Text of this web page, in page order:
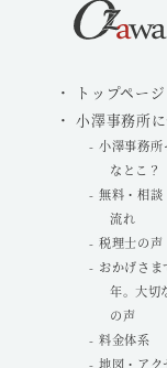
トップページ
小澤事務所
小澤事務所
なとこ？
無料・相談
流れ
税理士の声
おかげさま
年。大切
の声
料金体系
地図・アク